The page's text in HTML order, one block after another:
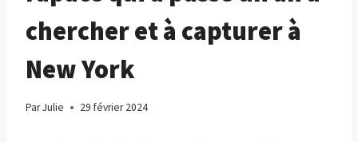
chercher et à capturer à
New York
ParJulie 29 février 2024